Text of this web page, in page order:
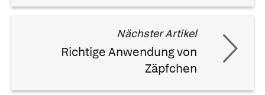
Nächster Artikel
Richtige Anwendung von
Zäpfchen